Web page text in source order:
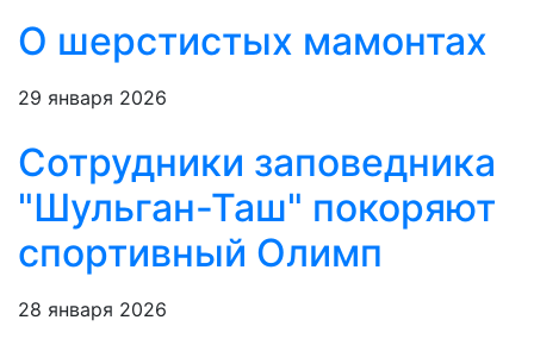
О шерстистых мамонтах
29 января 2026
Сотрудники заповедника
"Шульган-Таш" покоряют
спортивный Олимп
28 января 2026